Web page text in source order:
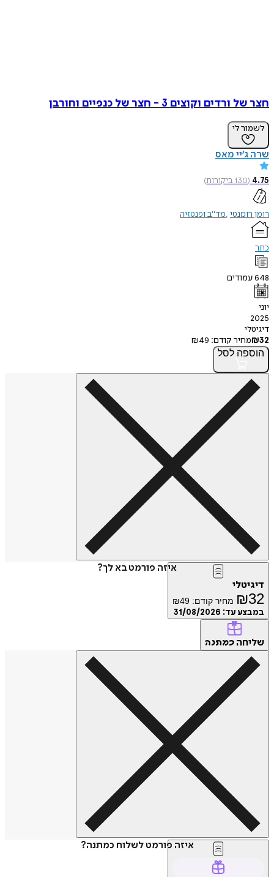
חצר של ורדים וקוצים 3 - חצר של כנפיים וחורבן
לשמור לי
שרה ג’יי מאס
4.75
(
130ביקורות)
רומן רומנטי מד"ב ופנטזיה
כתר
648עמודים
יוני
2025
דיגיטלי
₪32 מחיר קודם: ₪49
הוספה לסל
איזה פורמט בא לך?
דיגיטלי
₪32 מחיר קודם: ₪49
במבצע עד: 31/08/2026
שליחה כמתנה
איזה פורמט לשלוח כמתנה?